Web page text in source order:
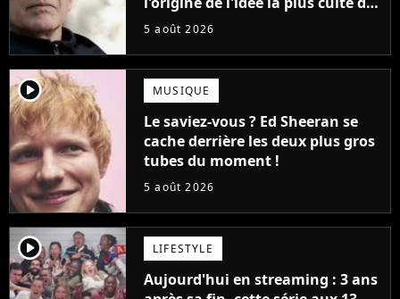
la série (et on ne parle pas du
5 août 2026
player2 MUSIQUE
Le saviez-vous ? Ed Sheeran se
cache derrière les deux plus gros
tubes du moment !
5 août 2026
player2 LIFESTYLE
Aujourd'hui en streaming : 3 ans